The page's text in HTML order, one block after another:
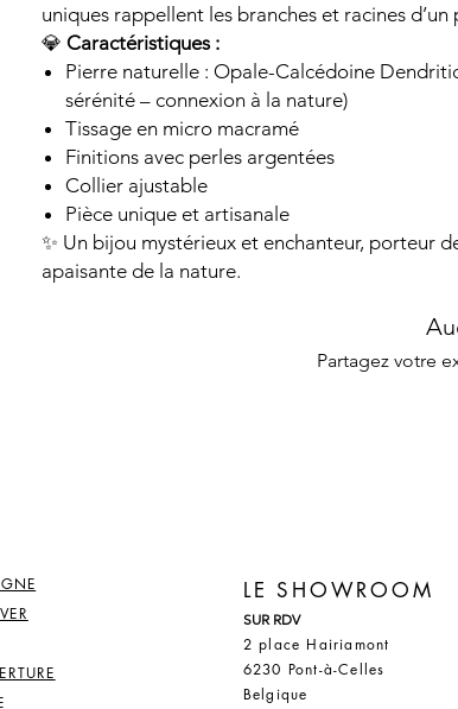
uniques rappellent les branches et racines d’un
💎 Caractéristiques :
Pierre naturelle : Opale-Calcédoine
sérénité – connexion à la nature)
Tissage en micro macramé
Finitions avec perles argentées
Collier ajustable
Pièce unique et artisanale
✨ Un bijou mystérieux et enchanteur, porteur
apaisante de la nature.
Partagez votre
LE SHOWROOM
SUR RDV
2 place Hairiamont
6230 Pont-à-Celles
Belgique